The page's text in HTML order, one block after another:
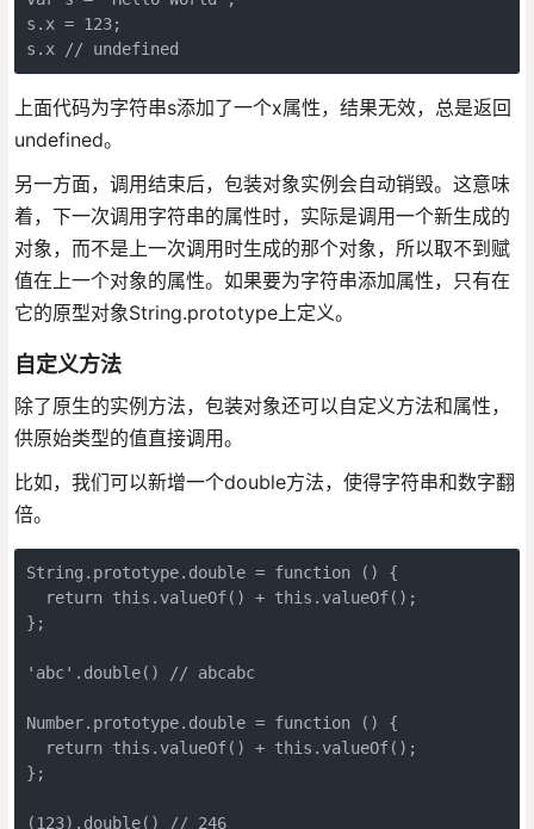
s.x = 123;
上面代码为字符串s添加了一个x属性，结果无效，总是返回
undefined。
另一方面，调用结束后，包装对象实例会自动销毁。这意味
着，下一次调用字符串的属性时，实际是调用一个新生成的
对象，而不是上一次调用时生成的那个对象，所以取不到赋
值在上一个对象的属性。如果要为字符串添加属性，只有在
它的原型对象String.prototype上定义。
自定义方法
除了原生的实例方法，包装对象还可以自定义方法和属性，
供原始类型的值直接调用。
比如，我们可以新增一个double方法，使得字符串和数字翻
倍。
String.prototype.double = function () {
  return this.valueOf() + this.valueOf();
};
'abc'.double() // abcabc
Number.prototype.double = function () {
  return this.valueOf() + this.valueOf();
};
(123).double() // 246